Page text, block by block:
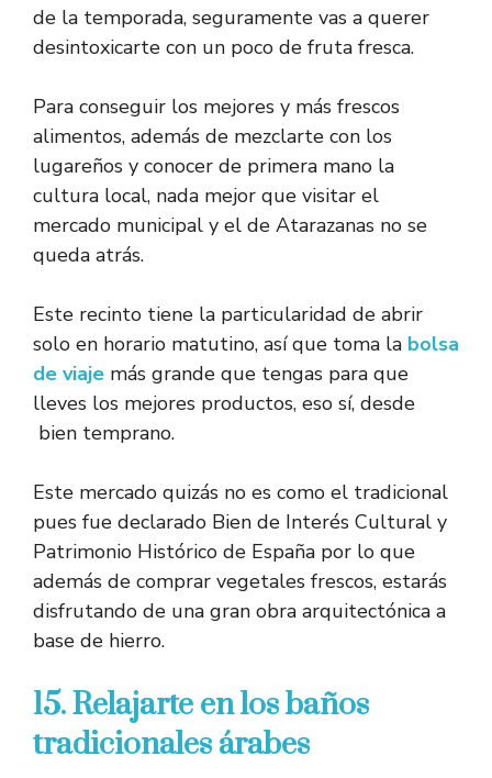
de la temporada, seguramente vas a querer
desintoxicarte con un poco de fruta fresca.
Para conseguir los mejores y más frescos
alimentos, además de mezclarte con los
lugareños y conocer de primera mano la
cultura local, nada mejor que visitar el
mercado municipal y el de Atarazanas no se
queda atrás.
Este recinto tiene la particularidad de abrir
solo en horario matutino, así que toma la bolsa
de viaje más grande que tengas para que
lleves los mejores productos, eso sí, desde
bien temprano.
Este mercado quizás no es como el tradicional
pues fue declarado Bien de Interés Cultural y
Patrimonio Histórico de España por lo que
además de comprar vegetales frescos, estarás
disfrutando de una gran obra arquitectónica a
base de hierro.
15. Relajarte en los baños
tradicionales árabes